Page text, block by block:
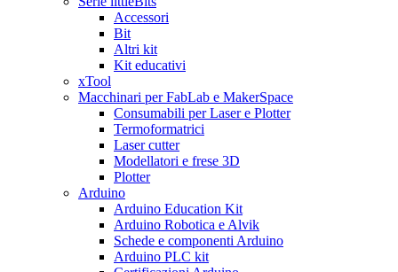
Accessori
Bit
Altri kit
Kit educativi
xTool
Macchinari per FabLab e MakerSpace
Consumabili per Laser e Plotter
Termoformatrici
Laser cutter
Modellatori e frese 3D
Plotter
Arduino
Arduino Education Kit
Arduino Robotica e Alvik
Schede e componenti Arduino
Arduino PLC kit